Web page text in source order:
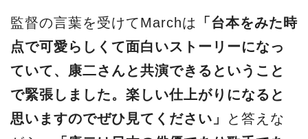
監督の言葉を受けてMarchは
「台本をみた時
点で可愛らしくて面白いストーリーになっ
ていて、康二さんと共演できるということ
で緊張しました。楽しい仕上がりになると
思いますのでぜひ見てください」
と答えな